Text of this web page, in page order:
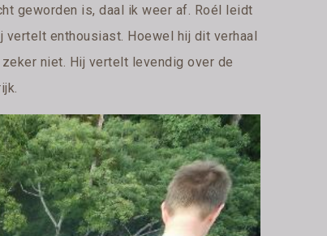
geworden is, daal ik weer af. Roél leidt
enthousiast. Hoewel hij dit verhaal
niet. Hij vertelt levendig over de